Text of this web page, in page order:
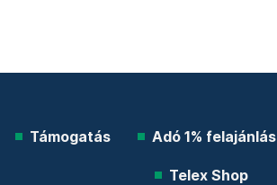
Támogatás Adó 1% felajánlás
Telex Shop